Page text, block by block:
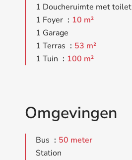
1 Doucheruimte met toilet
1 Foyer
10 m²
1 Garage
1 Terras
53 m²
1 Tuin
100 m²
Omgevingen
Bus
50 meter
Station